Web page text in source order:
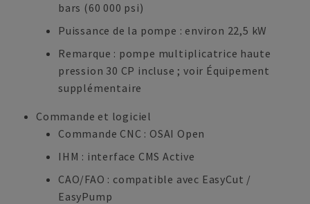
bars (60 000 psi)
Puissance de la pompe : environ 22,5 kW
Remarque : pompe multiplicatrice haute
pression 30 CP incluse ; voir Équipement
supplémentaire
Commande et logiciel
Commande CNC : OSAI Open
IHM : interface CMS Active
CAO/FAO : compatible avec EasyCut /
EasyPump